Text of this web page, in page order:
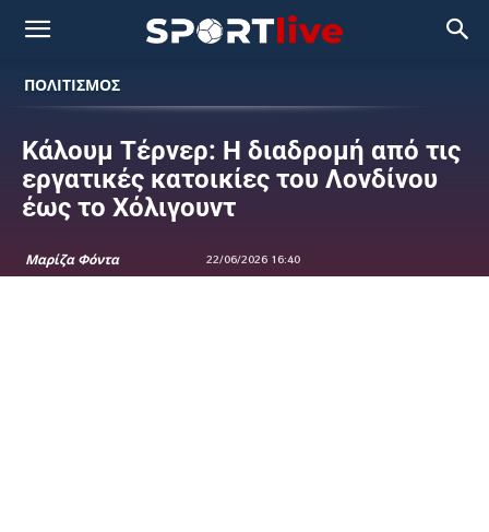
ΠΟΛΙΤΙΣΜΟΣ
Κάλουμ Τέρνερ: Η διαδρομή από τις
εργατικές κατοικίες του Λονδίνου
έως το Χόλιγουντ
Μαρίζα Φόντα 22/06/2026 16:40